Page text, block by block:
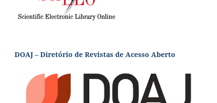
DOAJ – Diretório de Revistas de Acesso Aberto